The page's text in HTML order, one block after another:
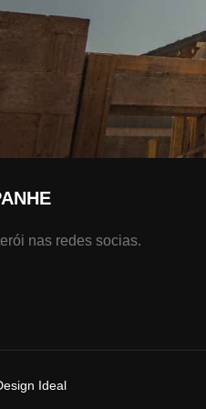
nas redes socias.
Ideal